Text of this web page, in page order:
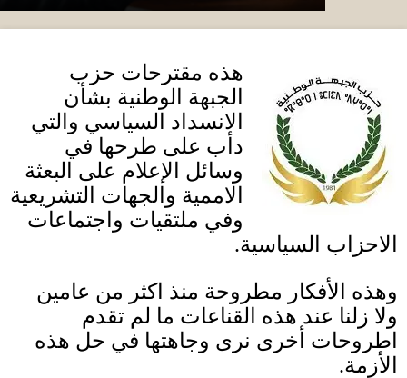
هذه مقترحات حزب
الجبهة الوطنية بشأن
الانسداد السياسي والتي
دأب على طرحها في
وسائل الإعلام على البعثة
الاممية والجهات التشريعية
وفي ملتقيات واجتماعات
الاحزاب السياسية.
وهذه الأفكار مطروحة منذ اكثر من عامين
ولا زلنا عند هذه القناعات ما لم تقدم
اطروحات أخرى نرى وجاهتها في حل هذه
الأزمة.